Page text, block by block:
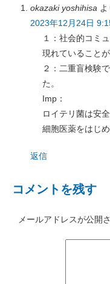
okazaki yoshihisa
2023年12月24日
１：社会的コミ
現れていることが
２：二重盲検験
た。
Imp：
ロイテリ菌は安
細胞医薬をはじ
返信
コメントを残す
メールアドレスが公開